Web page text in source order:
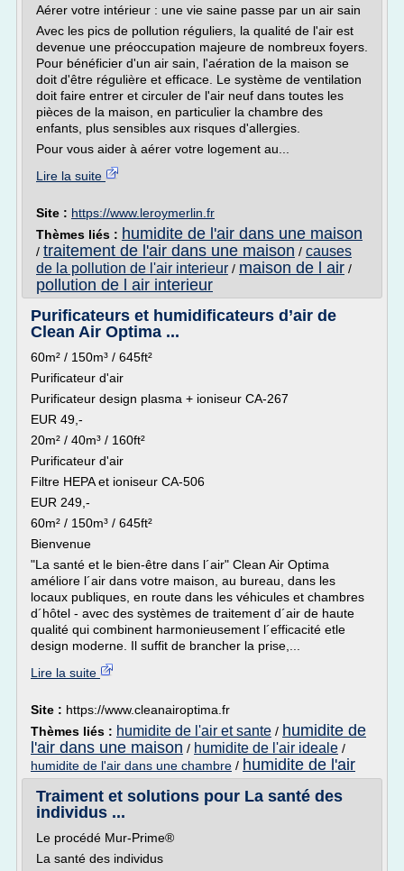
Aérer votre intérieur : une vie saine passe par un air sain
Avec les pics de pollution réguliers, la qualité de l'air est
devenue une préoccupation majeure de nombreux foyers.
Pour bénéficier d'un air sain, l'aération de la maison se
doit d'être régulière et efficace. Le système de ventilation
doit faire entrer et circuler de l'air neuf dans toutes les
pièces de la maison, en particulier la chambre des
enfants, plus sensibles aux risques d'allergies.
Pour vous aider à aérer votre logement au...
Lire la suite
Site : https://www.leroymerlin.fr
Thèmes liés : humidite de l'air dans une maison
/ traitement de l'air dans une maison / causes
de la pollution de l'air interieur / maison de l air /
pollution de l air interieur
Purificateurs et humidificateurs d’air de
Clean Air Optima ...
60m² / 150m³ / 645ft²
Purificateur d'air
Purificateur design plasma + ioniseur CA-267
EUR 49,-
20m² / 40m³ / 160ft²
Purificateur d'air
Filtre HEPA et ioniseur CA-506
EUR 249,-
60m² / 150m³ / 645ft²
Bienvenue
"La santé et le bien-être dans l´air" Clean Air Optima
améliore l´air dans votre maison, au bureau, dans les
locaux publiques, en route dans les véhicules et chambres
d´hôtel - avec des systèmes de traitement d´air de haute
qualité qui combinent harmonieusement l´efficacité etle
design moderne. Il suffit de brancher la prise,...
Lire la suite
Site : https://www.cleanairoptima.fr
Thèmes liés : humidite de l'air et sante / humidite de
l'air dans une maison / humidite de l'air ideale /
humidite de l'air dans une chambre / humidite de l'air
Traiment et solutions pour La santé des
individus ...
Le procédé Mur-Prime®
La santé des individus